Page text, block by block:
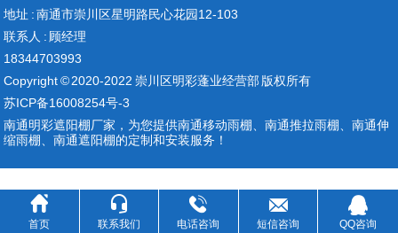
地址 : 南通市崇川区星明路民心花园12-103
联系人 : 顾经理
18344703993
Copyright © 2020-2022 崇川区明彩蓬业经营部 版权所有
苏ICP备16008254号-3
南通明彩遮阳棚厂家，为您提供南通移动雨棚 、南通推拉雨棚 、南通伸
缩雨棚、南通遮阳棚的定制和安装服务！

首页

联系我们

电话咨询

短信咨询

QQ咨询